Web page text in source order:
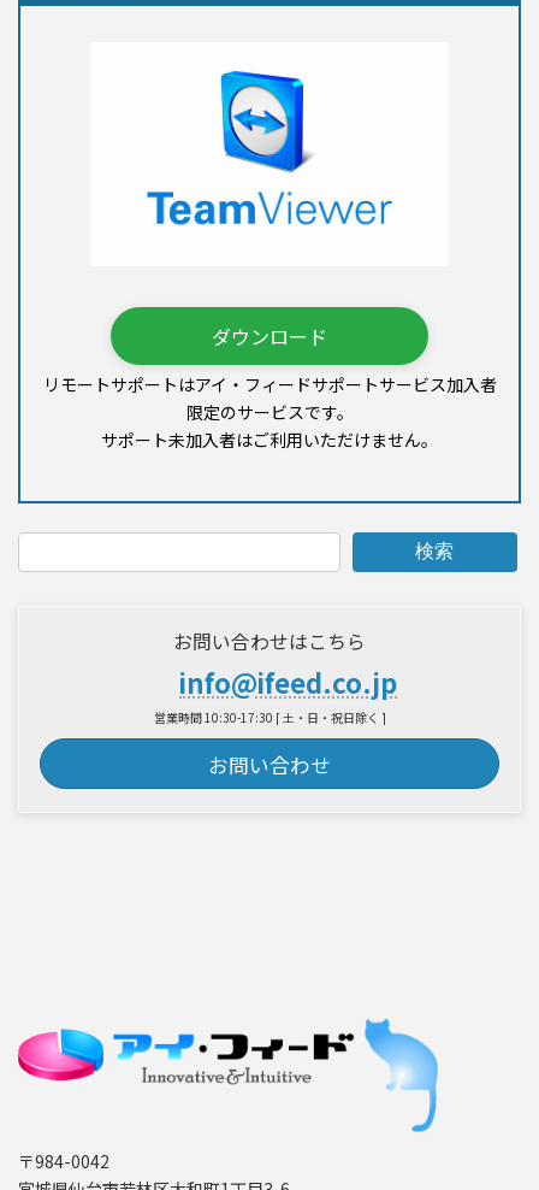
ダウンロード
リモートサポートはアイ・フィードサポートサービス加入者
限定のサービスです。
サポート未加入者はご利用いただけません。
検索
お問い合わせはこちら
info@ifeed.co.jp
営業時間 10:30-17:30 [ 土・日・祝日除く ]
お問い合わせ
〒984-0042